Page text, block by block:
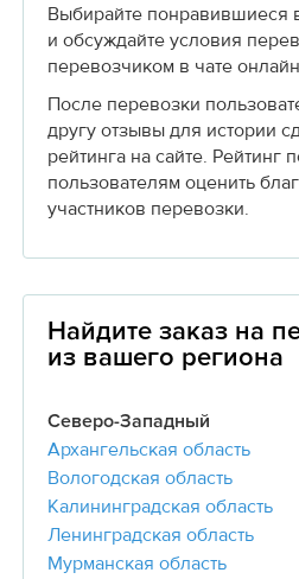
Выбирайте понравившиеся
и обсуждайте условия
перевозчиком в чате
После перевозки
другу отзывы для истории
рейтинга на сайте. Рейтинг
пользователям оценить
участников перевозки.
Найдите заказ на
из вашего региона
Северо-Западный
Архангельская область
Вологодская область
Калининградская область
Ленинградская область
Мурманская область